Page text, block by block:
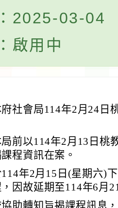
2025-03-04
啟用中
社會局114年2月24日
前以114年2月13日桃
程資訊在案。
年2月15日(星期六)
因故延期至114年6月
助轉知旨揭課程訊息